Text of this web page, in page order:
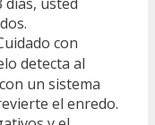
con
detecta al
un sistema
el enredo.